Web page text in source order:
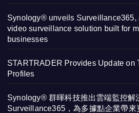
Synology® unveils Surveillance365,
video surveillance solution built for
businesses
STARTRADER Provides Update on
Profiles
Synology® 群暉科技推出雲端監控解
Surveillance365，為多據點企業帶來